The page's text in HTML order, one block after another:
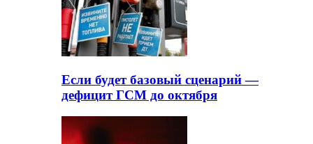
Если будет базовый сценарий —
дефицит ГСМ до октября